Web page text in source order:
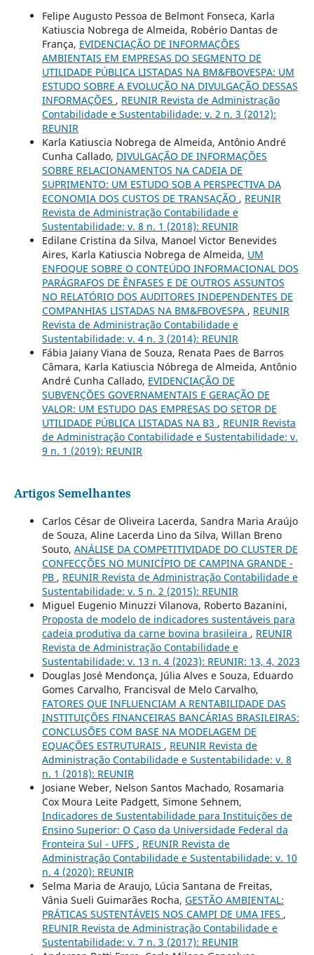
Felipe Augusto Pessoa de Belmont Fonseca, Karla
Katiuscia Nobrega de Almeida, Robério Dantas de
França, EVIDENCIAÇÃO DE INFORMAÇÕES
AMBIENTAIS EM EMPRESAS DO SEGMENTO DE
UTILIDADE PÚBLICA LISTADAS NA BM&FBOVESPA: UM
ESTUDO SOBRE A EVOLUÇÃO NA DIVULGAÇÃO DESSAS
INFORMAÇÕES , REUNIR Revista de Administração
Contabilidade e Sustentabilidade: v. 2 n. 3 (2012):
REUNIR
Karla Katiuscia Nobrega de Almeida, Antônio André
Cunha Callado, DIVULGAÇÃO DE INFORMAÇÕES
SOBRE RELACIONAMENTOS NA CADEIA DE
SUPRIMENTO: UM ESTUDO SOB A PERSPECTIVA DA
ECONOMIA DOS CUSTOS DE TRANSAÇÃO , REUNIR
Revista de Administração Contabilidade e
Sustentabilidade: v. 8 n. 1 (2018): REUNIR
Edilane Cristina da Silva, Manoel Victor Benevides
Aires, Karla Katiuscia Nobrega de Almeida, UM
ENFOQUE SOBRE O CONTEÚDO INFORMACIONAL DOS
PARÁGRAFOS DE ÊNFASES E DE OUTROS ASSUNTOS
NO RELATÓRIO DOS AUDITORES INDEPENDENTES DE
COMPANHIAS LISTADAS NA BM&FBOVESPA , REUNIR
Revista de Administração Contabilidade e
Sustentabilidade: v. 4 n. 3 (2014): REUNIR
Fábia Jaiany Viana de Souza, Renata Paes de Barros
Câmara, Karla Katiuscia Nóbrega de Almeida, Antônio
André Cunha Callado, EVIDENCIAÇÃO DE
SUBVENÇÕES GOVERNAMENTAIS E GERAÇÃO DE
VALOR: UM ESTUDO DAS EMPRESAS DO SETOR DE
UTILIDADE PÚBLICA LISTADAS NA B3 , REUNIR Revista
de Administração Contabilidade e Sustentabilidade: v.
9 n. 1 (2019): REUNIR
Artigos Semelhantes
Carlos César de Oliveira Lacerda, Sandra Maria Araújo
de Souza, Aline Lacerda Lino da Silva, Willan Breno
Souto, ANÁLISE DA COMPETITIVIDADE DO CLUSTER DE
CONFECÇÕES NO MUNICÍPIO DE CAMPINA GRANDE -
PB , REUNIR Revista de Administração Contabilidade e
Sustentabilidade: v. 5 n. 2 (2015): REUNIR
Miguel Eugenio Minuzzi Vilanova, Roberto Bazanini,
Proposta de modelo de indicadores sustentáveis para
cadeia produtiva da carne bovina brasileira , REUNIR
Revista de Administração Contabilidade e
Sustentabilidade: v. 13 n. 4 (2023): REUNIR: 13, 4, 2023
Douglas José Mendonça, Júlia Alves e Souza, Eduardo
Gomes Carvalho, Francisval de Melo Carvalho,
FATORES QUE INFLUENCIAM A RENTABILIDADE DAS
INSTITUIÇÕES FINANCEIRAS BANCÁRIAS BRASILEIRAS:
CONCLUSÕES COM BASE NA MODELAGEM DE
EQUAÇÕES ESTRUTURAIS , REUNIR Revista de
Administração Contabilidade e Sustentabilidade: v. 8
n. 1 (2018): REUNIR
Josiane Weber, Nelson Santos Machado, Rosamaria
Cox Moura Leite Padgett, Simone Sehnem,
Indicadores de Sustentabilidade para Instituições de
Ensino Superior: O Caso da Universidade Federal da
Fronteira Sul - UFFS , REUNIR Revista de
Administração Contabilidade e Sustentabilidade: v. 10
n. 4 (2020): REUNIR
Selma Maria de Araujo, Lúcia Santana de Freitas,
Vânia Sueli Guimarães Rocha, GESTÃO AMBIENTAL:
PRÁTICAS SUSTENTÁVEIS NOS CAMPI DE UMA IFES ,
REUNIR Revista de Administração Contabilidade e
Sustentabilidade: v. 7 n. 3 (2017): REUNIR